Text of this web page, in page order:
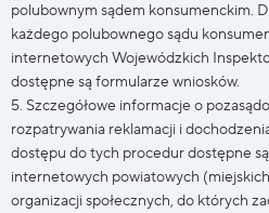
polubownym sądem konsumenckim.
każdego polubownego sądu
internetowych Wojewódzkich
dostępne są formularze wniosków.
5. Szczegółowe informacje o
rozpatrywania reklamacji i
dostępu do tych procedur dostępne
internetowych powiatowych
organizacji społecznych, do których